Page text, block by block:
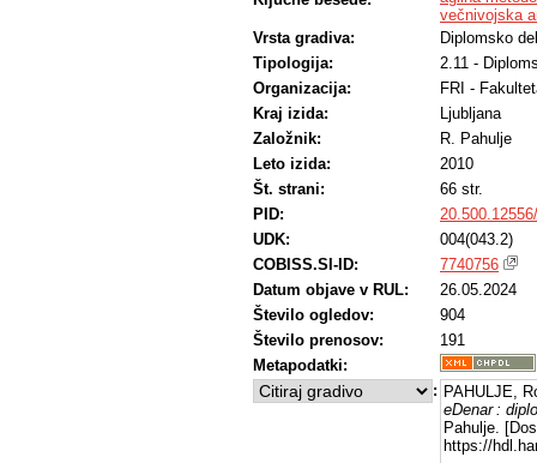
večnivojska
Vrsta gradiva:
Diplomsko
Tipologija:
2.11 -
Organizacija:
FRI -
Kraj izida:
Ljubljana
Založnik:
R. Pahulje
Leto izida:
2010
Št. strani:
66 str.
PID:
UDK:
004(043.2)
COBISS.SI-ID:
7740756
Datum objave v RUL:
26.05.2024
Število ogledov:
904
Število prenosov:
191
Metapodatki:
: PAHULJE,
eDenar :
Pahulje.
https://